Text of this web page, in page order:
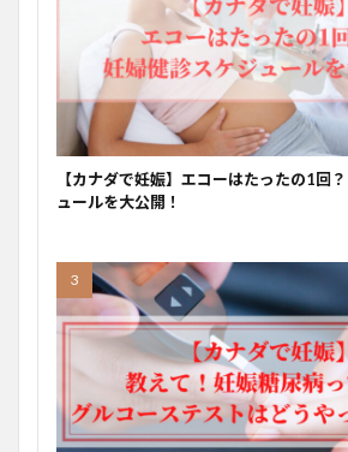
【カナダで妊娠】エコーはたったの1回
ュールを大公開！